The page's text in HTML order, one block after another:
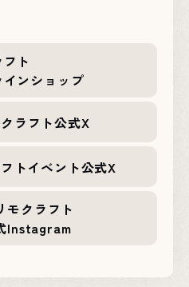
ト
ンショップ
ラフト公式X
トイベント公式X
モクラフト
Instagram